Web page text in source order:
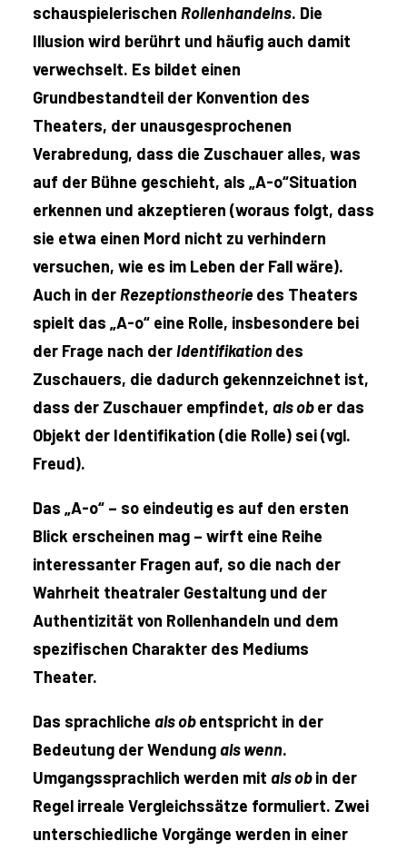
schauspielerischen Rollenhandelns. Die
Illusion wird berührt und häufig auch damit
verwechselt. Es bildet einen
Grundbestandteil der Konvention des
Theaters, der unausgesprochenen
Verabredung, dass die Zuschauer alles, was
auf der Bühne geschieht, als „A-o“Situation
erkennen und akzeptieren (woraus folgt, dass
sie etwa einen Mord nicht zu verhindern
versuchen, wie es im Leben der Fall wäre).
Auch in derRezeptionstheoriedes Theaters
spielt das „A-o“ eine Rolle, insbesondere bei
der Frage nach derIdentifikation des
Zuschauers, die dadurch gekennzeichnet ist,
dass der Zuschauer empfindet, als ober das
Objekt der Identifikation (die Rolle) sei (vgl.
Freud).
Das „A-o“ – so eindeutig es auf den ersten
Blick erscheinen mag – wirft eine Reihe
interessanter Fragen auf, so die nach der
Wahrheit theatraler Gestaltung und der
Authentizität von Rollenhandeln und dem
spezifischen Charakter des Mediums
Theater.
Das sprachliche als obentspricht in der
Bedeutung der Wendungals wenn.
Umgangssprachlich werden mit als obin der
Regel irreale Vergleichssätze formuliert. Zwei
unterschiedliche Vorgänge werden in einer